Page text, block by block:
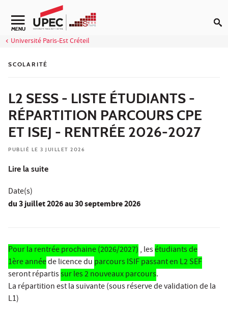
Aller au contenu
Navigation secondaire
MENU
Université Paris-Est Créteil
SCOLARITÉ
L2 SESS - LISTE ÉTUDIANTS -
RÉPARTITION PARCOURS CPE
ET ISEJ - RENTRÉE 2026-2027
PUBLIÉ LE 3 JUILLET 2026
Lire la suite
Date(s)
du3 juillet 2026au 30 septembre 2026
Pour la rentrée prochaine (2026/2027) , lesétudiants de
1ère annéede licence du parcours ISIF passant en L2 SEF
seront répartissur les 2 nouveaux parcours.
La répartition est la suivante (sous réserve de validation de la
L1)